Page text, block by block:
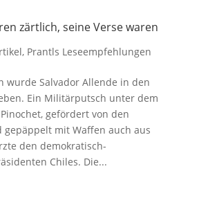
zärtlich, seine Verse waren
, Prantls Leseempfehlungen
wurde Salvador Allende in den
Ein Militärputsch unter dem
gefördert von den
gepäppelt mit Waffen auch aus
den demokratisch-
Chiles. Die...